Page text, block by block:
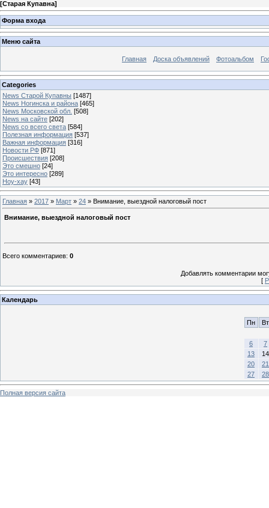
[Старая Купавна]
Форма входа
Меню сайта
Главная Доска объявлений Фотоальбом
Categories
News Старой Купавны [1487]
News Ногинска и района [465]
News Московской обл. [508]
News на сайте [202]
News со всего света [584]
Полезная информация [537]
Важная информация [316]
Новости РФ [871]
Происшествия [208]
Это смешно [24]
Это интересно [289]
Ноу-хау [43]
Главная » 2017 » Март » 24 » Внимание, выездной налоговый пост
Внимание, выездной налоговый пост
Всего комментариев: 0
Добавлять комментарии
[
Календарь
Пн Вт
6
7
13
14
20
21
27
28
Полная версия сайта